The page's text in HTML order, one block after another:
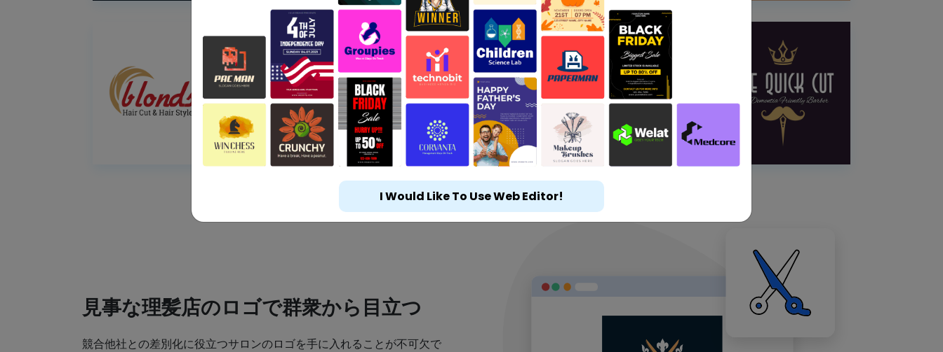
見事な理髪店のロゴで群衆から目立つ
競合他社との差別化に役立つサロンのロゴを手に入れることが不可欠で
I Would Like To Use Web Editor!